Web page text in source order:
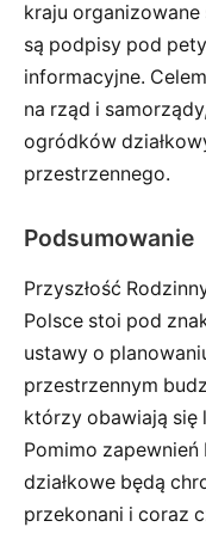
kraju
są podpisy pod
informacyjne.
na rząd i
ogródków
przestrzennego.
Podsumowanie
Przyszłość
Polsce stoi pod
ustawy o
przestrzennym
którzy obawiają się
Pomimo
działkowe będą
przekonani i coraz